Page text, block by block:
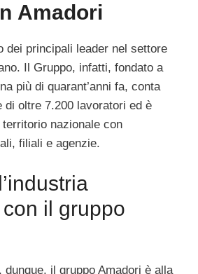
Amadori
dei principali leader nel settore
Il Gruppo, infatti, fondato a
più di quarant’anni fa, conta
di oltre 7.200 lavoratori ed è
nazionale con
filiali e agenzie.
il gruppo
dunque, il gruppo Amadori è alla